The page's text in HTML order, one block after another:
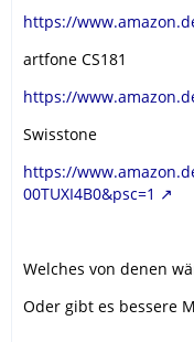
https://
artfone CS181
https://
Swisstone
https://
00TUXI4B0&psc=1
Welches von denen
Oder gibt es bessere